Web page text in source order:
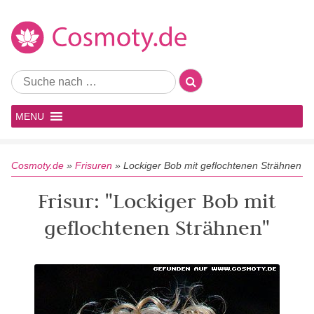
MENU
Cosmoty.de » Frisuren » Lockiger Bob mit geflochtenen Strähnen
Frisur: "Lockiger Bob mit
geflochtenen Strähnen"